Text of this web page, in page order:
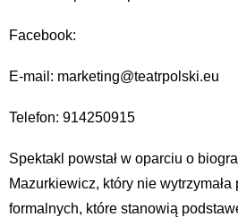
Facebook:
E-mail: marketing@teatrpolski.eu
Telefon: 914250915
Spektakl powstał w oparciu o
Mazurkiewicz, który nie wytrzymała
formalnych, które stanowią